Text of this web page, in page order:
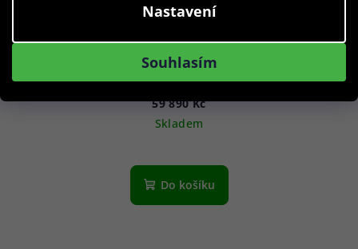
Nastavení
Souhlasím
PRIM Pilot OK-A Titan LE - A L09P.18035.A.71-126-502-42-
1
59 890 Kč
Skladem
Do košíku